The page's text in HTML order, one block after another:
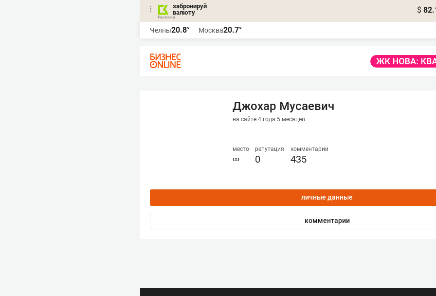
забронируй
валюту
$
Челны20.8° Москва20.7°
Джохар Мусаевич
на сайте 4 года 5 месяцев
место
∞
репутация
0
комментарии
435
личные данные
комментарии